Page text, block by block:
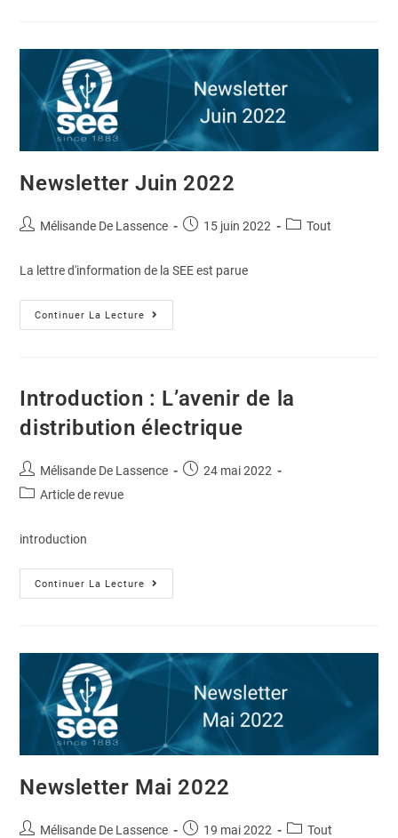
Newsletter Juin 2022
Mélisande De Lassence 15 juin 2022 Tout
La lettre d'information de la SEE est parue
Continuer La Lecture
Introduction : L’avenir de la
distribution électrique
Mélisande De Lassence
24 mai 2022
Article de revue
introduction
Continuer La Lecture
Newsletter Mai 2022
Mélisande De Lassence 19 mai 2022 Tout